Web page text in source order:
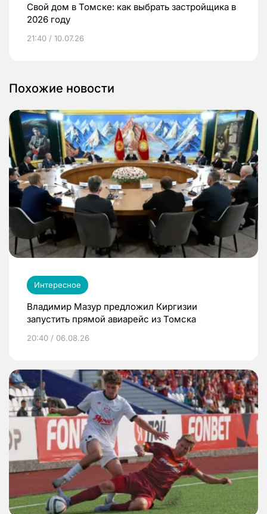
Свой дом в Томске: как выбрать застройщика в
2026 году
21:40 / 10.07.26
Похожие новости
Интересное
Владимир Мазур предложил Киргизии
запустить прямой авиарейс из Томска
20:40 / 06.08.26